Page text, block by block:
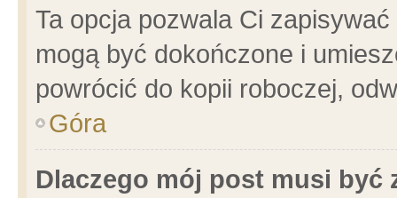
Ta opcja pozwala Ci
mogą być dokończone i
powrócić do kopii roboczej,
Góra
Dlaczego mój post musi być